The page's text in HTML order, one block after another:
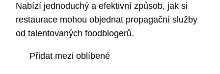
Nabízí jednoduchý a efektivní způsob, jak si
restaurace mohou objednat propagační služby
od talentovaných foodblogerů.
Přidat mezi oblíbené